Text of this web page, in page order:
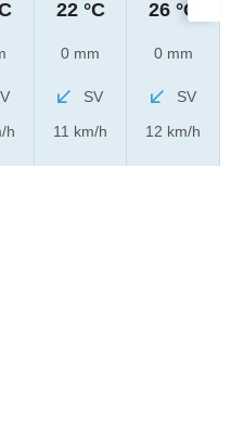
h
22 °C
0 mm
SV
11 km/h
26 °C
0 mm
SV
12 km/h